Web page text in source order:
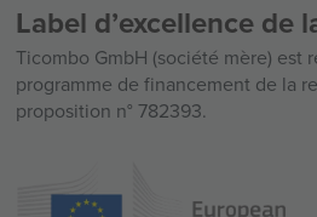
Label d’excellence de
Ticombo GmbH (société mère) est
programme de financement de la
proposition n° 782393.